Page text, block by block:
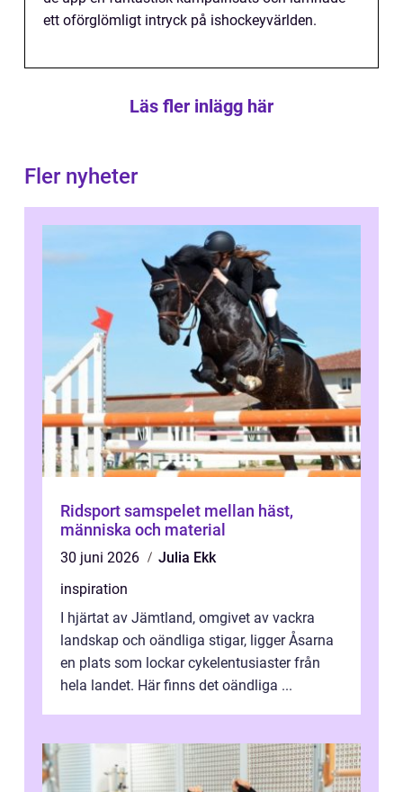
ett oförglömligt intryck på ishockeyvärlden.
Läs fler inlägg här
Fler nyheter
Ridsport samspelet mellan häst,
människa och material
30 juni 2026
Julia Ekk
inspiration
I hjärtat av Jämtland, omgivet av vackra
landskap och oändliga stigar, ligger Åsarna
en plats som lockar cykelentusiaster från
hela landet. Här finns det oändliga ...